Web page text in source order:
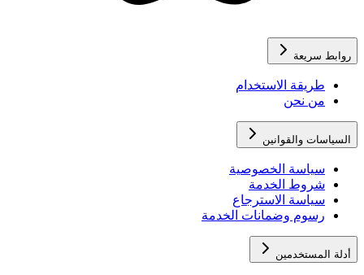
روابط سريعة
طريقة الاستخدام
من نحن
السياسات والقوانين
سياسة الخصوصية
شروط الخدمة
سياسة الاسترجاع
رسوم وضمانات الخدمة
أدلة المستخدمين